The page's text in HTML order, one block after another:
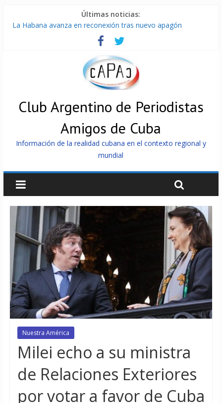
Últimas noticias:
La Habana avanza en reconexión tras nuevo apagón
Brutal represión contra los que marchan para que no se
Distribuyen en Cuba Equipos fotovoltaicos recibidos desde
Milei firmó memorándum con EE.UU sin informarlo
China presenta robots que pueden razonar, moverse y asistir
a personas
Club Argentino de Periodistas
Amigos de Cuba
Información de la realidad cubana en el contexto regional y
mundial
Nuestra América
Milei echo a su ministra
de Relaciones Exteriores
por votar a favor de Cuba